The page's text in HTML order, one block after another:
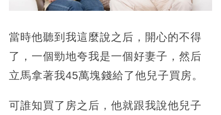
當時他聽到我這麼說之后，開心的不得
了，一個勁地夸我是一個好妻子，然后
立馬拿著我45萬塊錢給了他兒子買房。
可誰知買了房之后，他就跟我說他兒子